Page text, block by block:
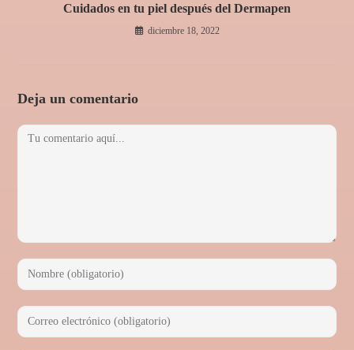
Cuidados en tu piel después del Dermapen
diciembre 18, 2022
Deja un comentario